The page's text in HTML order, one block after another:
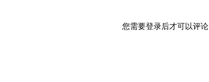
您需要登录后才可以评论